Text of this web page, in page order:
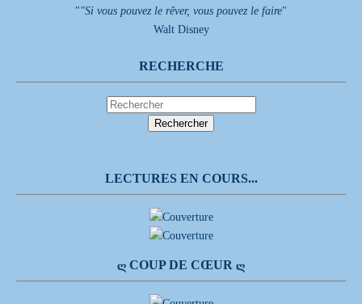
""Si vous pouvez le rêver, vous pouvez le faire"
Walt Disney
RECHERCHE
LECTURES EN COURS...
Ღ COUP DE CŒUR Ღ